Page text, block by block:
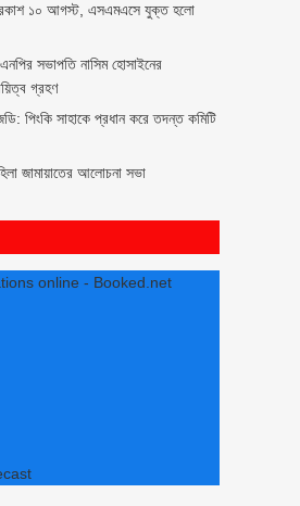
১০ আগস্ট, এসএমএসে যুক্ত হলো
সভাপতি নাসিম হোসাইনের
গ্রহণ
পিংকি সাহাকে প্রধান করে তদন্ত কমিটি
জামায়াতের আলোচনা সভা